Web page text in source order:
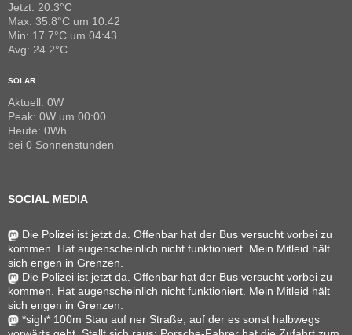
Jetzt: 20.3°C
Max: 35.8°C um 10:42
Min: 17.7°C um 04:43
Avg: 24.2°C
SOLAR
Aktuell: 0W
Peak: 0W um 00:00
Heute: 0Wh
bei 0 Sonnenstunden
SOCIAL MEDIA
Die Polizei ist jetzt da. Offenbar hat der Bus versucht vorbei zu
kommen. Hat augenscheinlich nicht funktioniert. Mein Mitleid hält
sich engen in Grenzen.
Die Polizei ist jetzt da. Offenbar hat der Bus versucht vorbei zu
kommen. Hat augenscheinlich nicht funktioniert. Mein Mitleid hält
sich engen in Grenzen.
*sigh* 100m Stau auf ner Straße, auf der es sonst halbwegs